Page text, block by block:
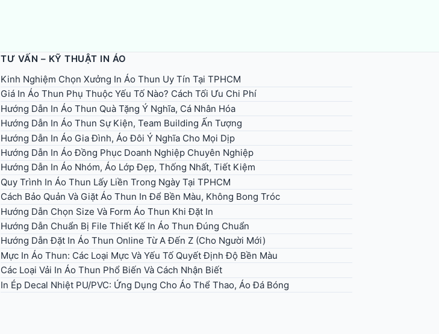
TƯ VẤN – KỸ THUẬT IN ÁO
Kinh Nghiệm Chọn Xưởng In Áo Thun Uy Tín Tại TPHCM
Giá In Áo Thun Phụ Thuộc Yếu Tố Nào? Cách Tối Ưu Chi Phí
Hướng Dẫn In Áo Thun Quà Tặng Ý Nghĩa, Cá Nhân Hóa
Hướng Dẫn In Áo Thun Sự Kiện, Team Building Ấn Tượng
Hướng Dẫn In Áo Gia Đình, Áo Đôi Ý Nghĩa Cho Mọi Dịp
Hướng Dẫn In Áo Đồng Phục Doanh Nghiệp Chuyên Nghiệp
Hướng Dẫn In Áo Nhóm, Áo Lớp Đẹp, Thống Nhất, Tiết Kiệm
Quy Trình In Áo Thun Lấy Liền Trong Ngày Tại TPHCM
Cách Bảo Quản Và Giặt Áo Thun In Để Bền Màu, Không Bong Tróc
Hướng Dẫn Chọn Size Và Form Áo Thun Khi Đặt In
Hướng Dẫn Chuẩn Bị File Thiết Kế In Áo Thun Đúng Chuẩn
Hướng Dẫn Đặt In Áo Thun Online Từ A Đến Z (Cho Người Mới)
Mực In Áo Thun: Các Loại Mực Và Yếu Tố Quyết Định Độ Bền Màu
Các Loại Vải In Áo Thun Phổ Biến Và Cách Nhận Biết
In Ép Decal Nhiệt PU/PVC: Ứng Dụng Cho Áo Thể Thao, Áo Đá Bóng